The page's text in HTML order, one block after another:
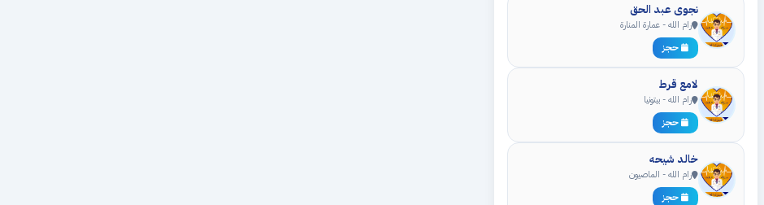
نجوى عبد الحق
رام الله - عمارة المنارة
حجز
لامع قرط
رام الله - بيتونيا
حجز
خالد شيحه
رام الله - الماصيون
حجز